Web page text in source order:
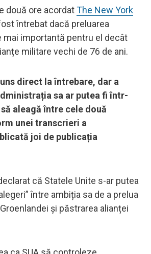
două ore acordatThe New York
întrebat dacă preluarea
mai importantă pentru el decât
militare vechi de 76 de ani.
direct la întrebare, dar a
sa ar putea fi într-
aleagă între cele două
unei transcrieri a
joi de publicația
că Statele Unite s-ar putea
între ambiția sa de a prelua
și păstrarea alianței